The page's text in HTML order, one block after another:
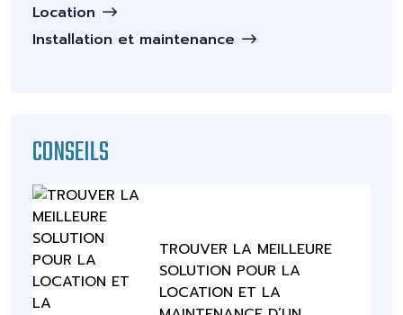
Location
Installation et maintenance
CONSEILS
TROUVER LA MEILLEURE
SOLUTION POUR LA
LOCATION ET LA